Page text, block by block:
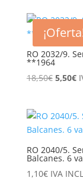
era:
11,50€.
RO 2032/9.
**1964
18,50€ El
era:
18,50€.
5,50€El
RO 2040/5.
Balcanes. 6
1,10€ IVA